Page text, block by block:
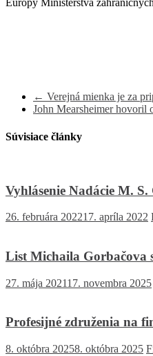
Európy Ministerstva
← Verejná mienka je za
John Mearsheimer hovoril
Súvisiace články
Vyhlásenie Nadácie M.
26. februára 202217. apríla 2022
List Michaila Gorbačova
27. mája 202117. novembra 2025
Profesijné združenia na
8. októbra 20258. októbra 2025